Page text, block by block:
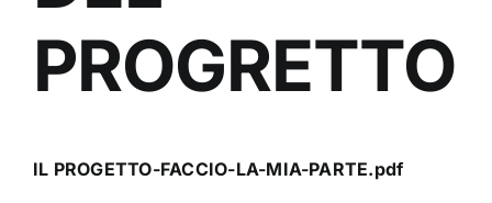
PROGRETTO
IL PROGETTO-FACCIO-LA-MIA-PARTE.pdf